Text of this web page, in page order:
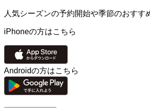
人気シーズンの予約開始や季節のおすす
iPhoneの方はこちら
Androidの方はこちら